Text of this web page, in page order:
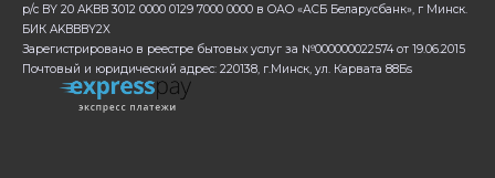
р/с BY 20 AKBB 3012 0000 0129 7000 0000 в ОАО «АСБ Беларусбанк», г Минск.
БИК AKBBBY2X
Зарегистрировано в реестре бытовых услуг за №000000022574 от 19.06.2015
Почтовый и юридический адрес: 220138, г.Минск, ул. Карвата 88Бs